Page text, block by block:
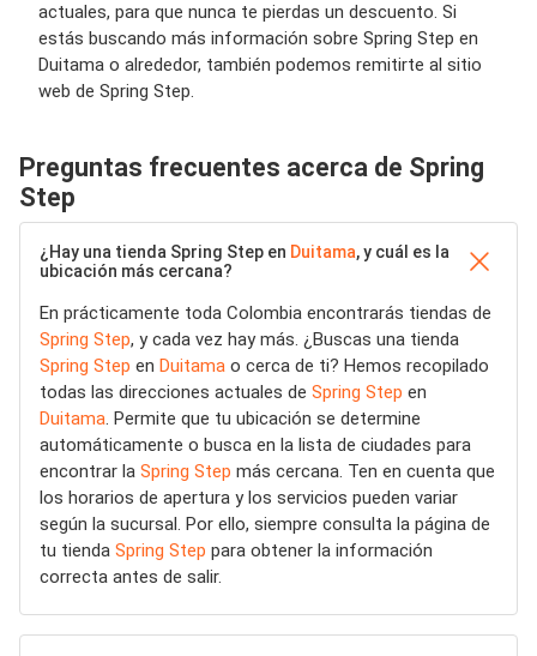
actuales, para que nunca te pierdas un descuento. Si
estás buscando más información sobre Spring Step en
Duitama o alrededor, también podemos remitirte al sitio
web de Spring Step.
Preguntas frecuentes acerca de Spring
Step
¿Hay una tienda Spring Step en Duitama, y cuál es la
ubicación más cercana?
En prácticamente toda Colombia encontrarás tiendas de
Spring Step, y cada vez hay más. ¿Buscas una tienda
Spring Step en Duitama o cerca de ti? Hemos recopilado
todas las direcciones actuales de Spring Step en
Duitama. Permite que tu ubicación se determine
automáticamente o busca en la lista de ciudades para
encontrar la Spring Step más cercana. Ten en cuenta que
los horarios de apertura y los servicios pueden variar
según la sucursal. Por ello, siempre consulta la página de
tu tienda Spring Step para obtener la información
correcta antes de salir.